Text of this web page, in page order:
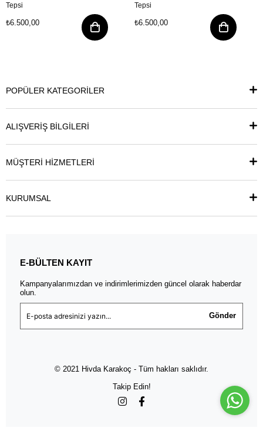
Tepsi
₺6.500,00
Tepsi
₺6.500,00
POPÜLER KATEGORİLER
ALIŞVERİŞ BİLGİLERİ
MÜŞTERİ HİZMETLERİ
KURUMSAL
E-BÜLTEN KAYIT
Kampanyalarımızdan ve indirimlerimizden güncel olarak haberdar
olun.
Gönder
© 2021 Hivda Karakoç - Tüm hakları saklıdır.
Takip Edin!